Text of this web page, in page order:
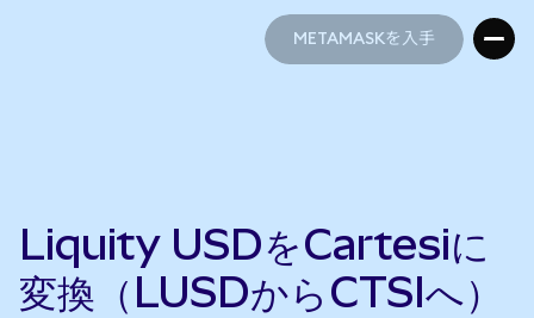
METAMASKを入手
Liquity USDをCartesiに
変換（LUSDからCTSIへ）